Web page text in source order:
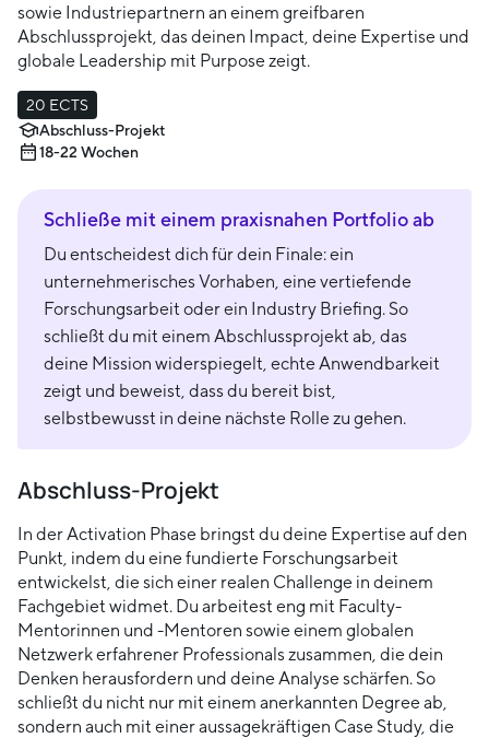
sowie Industriepartnern an einem greifbaren
Abschlussprojekt, das deinen Impact, deine Expertise und
globale Leadership mit Purpose zeigt.
20 ECTS
Abschluss-Projekt
18-22 Wochen
Schließe mit einem praxisnahen Portfolio ab
Du entscheidest dich für dein Finale: ein
unternehmerisches Vorhaben, eine vertiefende
Forschungsarbeit oder ein Industry Briefing. So
schließt du mit einem Abschlussprojekt ab, das
deine Mission widerspiegelt, echte Anwendbarkeit
zeigt und beweist, dass du bereit bist,
selbstbewusst in deine nächste Rolle zu gehen.
Abschluss-Projekt
In der Activation Phase bringst du deine Expertise auf den
Punkt, indem du eine fundierte Forschungsarbeit
entwickelst, die sich einer realen Challenge in deinem
Fachgebiet widmet. Du arbeitest eng mit Faculty-
Mentorinnen und -Mentoren sowie einem globalen
Netzwerk erfahrener Professionals zusammen, die dein
Denken herausfordern und deine Analyse schärfen. So
schließt du nicht nur mit einem anerkannten Degree ab,
sondern auch mit einer aussagekräftigen Case Study, die